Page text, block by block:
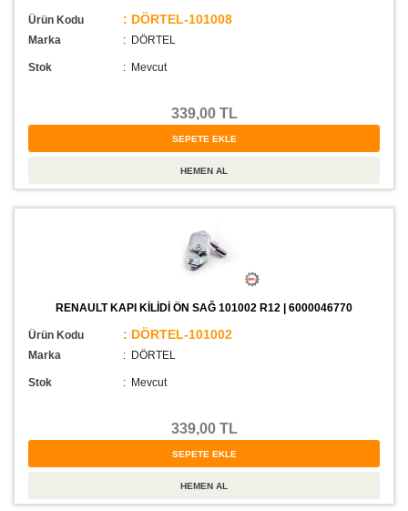
Ürün Kodu : DÖRTEL-101008
Marka : DÖRTEL
Stok : Mevcut
339,00 TL
RENAULT KAPI KİLİDİ ÖN SAĞ 101002 R12 | 6000046770
Ürün Kodu : DÖRTEL-101002
Marka : DÖRTEL
Stok : Mevcut
339,00 TL